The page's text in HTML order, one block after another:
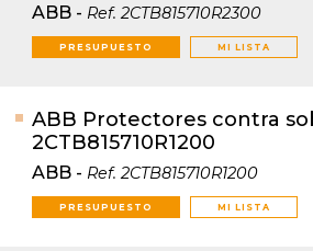
ABB - Ref.2CTB815710R2300
PRESUPUESTO MI LISTA
ABB Protectores contra
2CTB815710R1200
ABB - Ref.2CTB815710R1200
PRESUPUESTO MI LISTA